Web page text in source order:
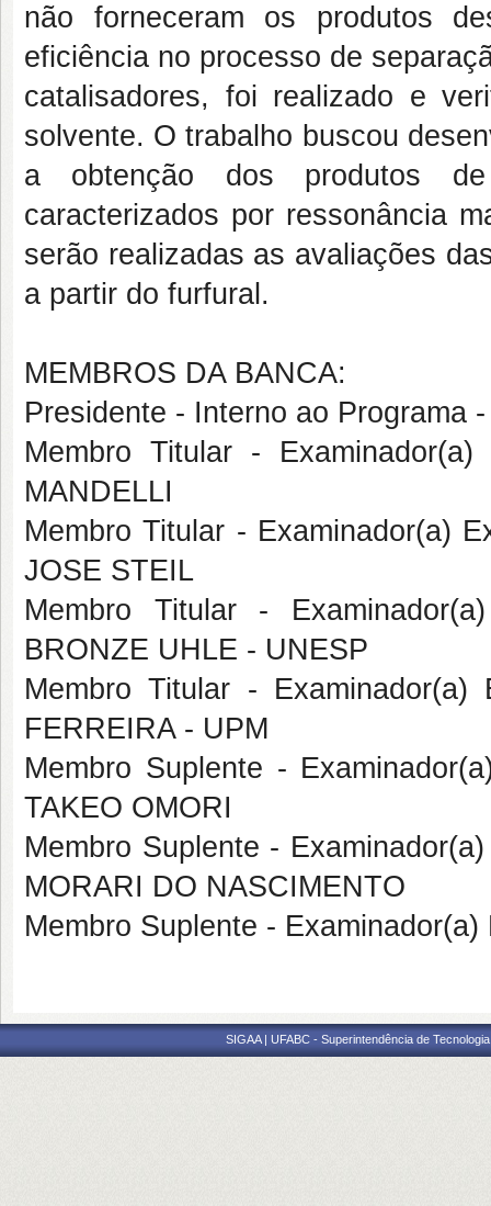
não forneceram os produtos
eficiência no processo de
catalisadores, foi realizado e
solvente. O trabalho buscou
a obtenção dos produtos
caracterizados por ressonância
serão realizadas as avaliações
a partir do furfural.
MEMBROS DA BANCA:
Presidente - Interno ao Programa
Membro Titular -
MANDELLI
Membro Titular - Examinador(a)
JOSE STEIL
Membro Titular -
BRONZE UHLE - UNESP
Membro Titular -
FERREIRA - UPM
Membro Suplente -
TAKEO OMORI
Membro Suplente -
MORARI DO NASCIMENTO
Membro Suplente -
SIGAA | UFABC - Superintendência de